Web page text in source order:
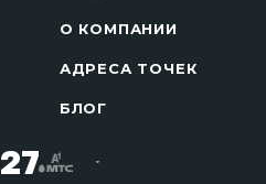
О КОМПАНИИ
АДРЕСА ТОЧЕК
БЛОГ